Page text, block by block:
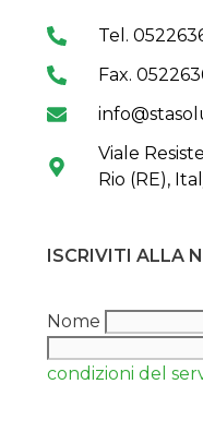
Tel.
Fax.
Viale
Rio (RE),
ISCRIVITI ALLA
Nome
condizioni del